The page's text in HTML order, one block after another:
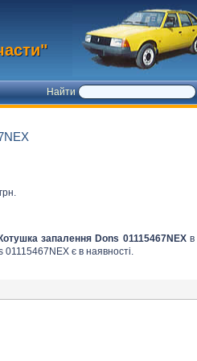
Найти
грн.
Котушка запалення Dons 01115467NEXв
01115467NEX є в наявності.